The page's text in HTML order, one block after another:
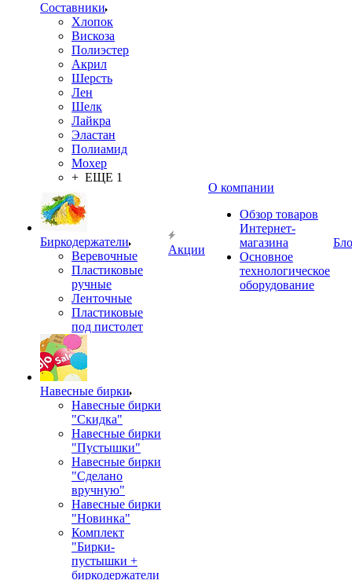
Составники
Хлопок
Вискоза
Полиэстер
Акрил
Шерсть
Лен
Шелк
Лайкра
Эластан
Полиамид
Мохер
+ ЕЩЕ 1
Биркодержатели
Веревочные
Пластиковые
ручные
Ленточные
Пластиковые
под пистолет
Навесные бирки
Навесные бирки
"Скидка"
Навесные бирки
"Пустышки"
Навесные бирки
"Сделано
вручную"
Навесные бирки
"Новинка"
Комплект
"Бирки-
пустышки +
биркодержатели
Акции
О компании
Обзор товаров
Интернет-
магазина
Основное
технологическое
оборудование